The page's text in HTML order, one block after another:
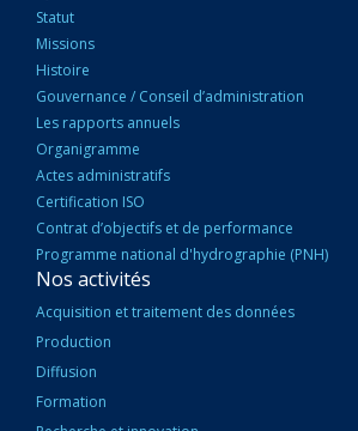
PRINCIPALE
Statut
Missions
Histoire
Gouvernance / Conseil d’administration
Les rapports annuels
Organigramme
Actes administratifs
Certification ISO
Contrat d’objectifs et de performance
Programme national d'hydrographie (PNH)
Nos activités
Acquisition et traitement des données
Production
Diffusion
Formation